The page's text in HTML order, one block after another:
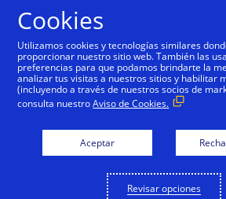
Cookies
Utilizamos cookies y tecnologías similares
proporcionar nuestro sitio web. También las
preferencias para que podamos brindarte la
analizar tus visitas a nuestros sitios y habilitar
(incluyendo a través de nuestros socios de
consulta nuestroAviso de Cookies.
Aceptar
Revisar opciones